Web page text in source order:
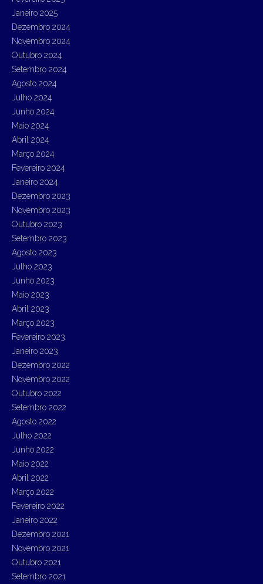
Janeiro 2025
Dezembro 2024
Novembro 2024
Outubro 2024
Setembro 2024
Agosto 2024
Julho 2024
Junho 2024
Maio 2024
Abril 2024
Março 2024
Fevereiro 2024
Janeiro 2024
Dezembro 2023
Novembro 2023
Outubro 2023
Setembro 2023
Agosto 2023
Julho 2023
Junho 2023
Maio 2023
Abril 2023
Março 2023
Fevereiro 2023
Janeiro 2023
Dezembro 2022
Novembro 2022
Outubro 2022
Setembro 2022
Agosto 2022
Julho 2022
Junho 2022
Maio 2022
Abril 2022
Março 2022
Fevereiro 2022
Janeiro 2022
Dezembro 2021
Novembro 2021
Outubro 2021
Setembro 2021